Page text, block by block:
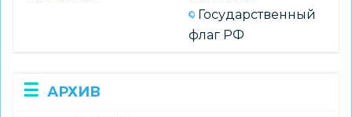
Государственный
флаг РФ
АРХИВ